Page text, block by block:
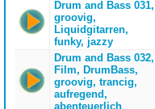
Drum and Bass 031,
groovig,
Liquidgitarren,
funky, jazzy
Drum and Bass 032,
Film, DrumBass,
groovig, trancig,
aufregend,
abenteuerlich